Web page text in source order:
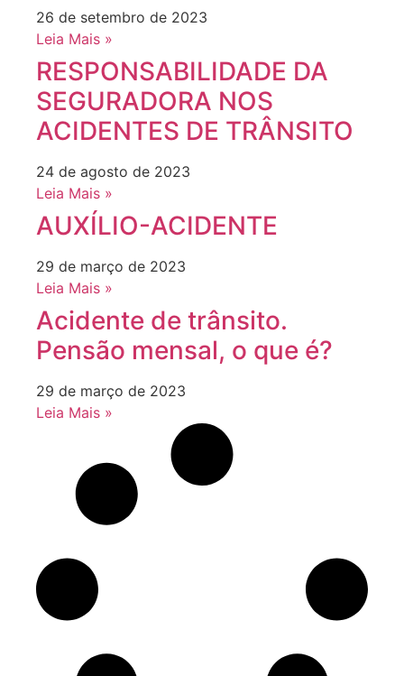
26 de setembro de 2023
Leia Mais »
RESPONSABILIDADE DA
SEGURADORA NOS
ACIDENTES DE TRÂNSITO
24 de agosto de 2023
Leia Mais »
AUXÍLIO-ACIDENTE
29 de março de 2023
Leia Mais »
Acidente de trânsito.
Pensão mensal, o que é?
29 de março de 2023
Leia Mais »